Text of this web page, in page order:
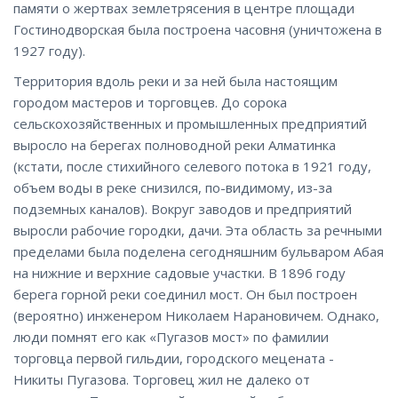
памяти о жертвах землетрясения в центре площади
Гостинодворская была построена часовня (уничтожена в
1927 году).
Территория вдоль реки и за ней была настоящим
городом мастеров и торговцев. До сорока
сельскохозяйственных и промышленных предприятий
выросло на берегах полноводной реки Алматинка
(кстати, после стихийного селевого потока в 1921 году,
объем воды в реке снизился, по-видимому, из-за
подземных каналов). Вокруг заводов и предприятий
выросли рабочие городки, дачи. Эта область за речными
пределами была поделена сегодняшним бульваром Абая
на нижние и верхние садовые участки. В 1896 году
берега горной реки соединил мост. Он был построен
(вероятно) инженером Николаем Нарановичем. Однако,
люди помнят его как «Пугазов мост» по фамилии
торговца первой гильдии, городского мецената -
Никиты Пугазова. Торговец жил не далеко от